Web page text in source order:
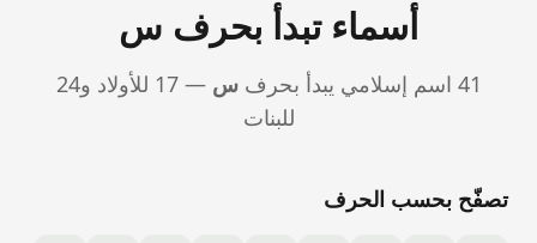
أسماء تبدأ بحرف س
41 اسم إسلامي يبدأ بحرفس —
17 للأولاد و24
للبنات
تصفّح بحسب الحرف